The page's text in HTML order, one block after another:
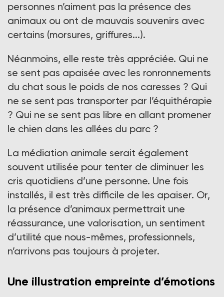
personnes n’aiment pas la présence des
animaux ou ont de mauvais souvenirs avec
certains (morsures, griffures...).
Néanmoins, elle reste très appréciée. Qui ne
se sent pas apaisée avec les ronronnements
du chat sous le poids de nos caresses ? Qui
ne se sent pas transporter par l’équithérapie
? Qui ne se sent pas libre en allant promener
le chien dans les allées du parc ?
La médiation animale serait également
souvent utilisée pour tenter de diminuer les
cris quotidiens d’une personne. Une fois
installés, il est très difficile de les apaiser. Or,
la présence d’animaux permettrait une
réassurance, une valorisation, un sentiment
d’utilité que nous-mêmes, professionnels,
n’arrivons pas toujours à projeter.
Une illustration empreinte d’émotions